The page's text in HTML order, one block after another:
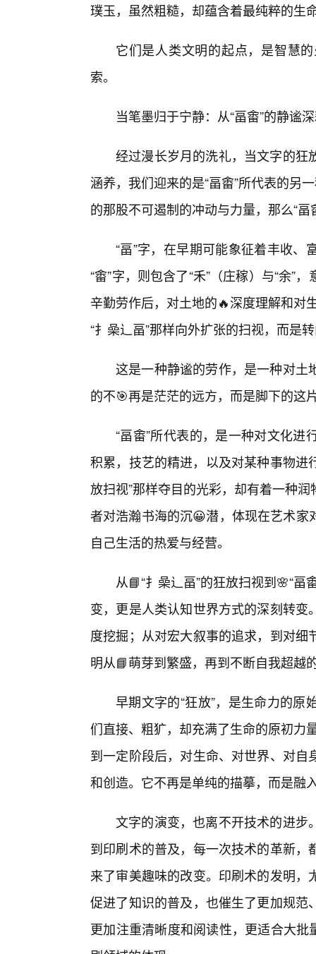
璞玉，虽然粗糙，却蕴含着最纯粹的生
它们是人类文明的起点，是智慧
索。
当笔墨归于宁静：从“畐畬”的静谧
经过漫长岁月的洗礼，当文字的狂
涵养，我们迎来的是“畐畬”所代表的另
的那股不可遏制的冲动与力量，那么“
“畐”字，在早期可能象征着丰收
“畬”字，则包含了“禾”（庄稼）与“余”
辛勤劳作后，对土地的🔥深度理解和对
“扌喿辶畐”那样向外扩张的扫视，而是
这是一种静谧的劳作，是一种对土
的不🎯再是茫茫的远方，而是脚下的这
“畐畬”所代表的，是一种对文化
积累，技艺的精进，以及对某种事物进
放扫视”那样夺目的光彩，却有着一种
者对浩瀚书海的沉😀潜，体现在艺术
自己生活的热爱与经营。
从📘“扌喿辶畐”的狂放扫视到🌸“
变，更是人类认知世界方式的深刻转
度挖掘；从对宏大叙事的追求，到对
明从📘萌芽到繁盛，再到不断自我超越
早期文字的“狂放”，是生命力的
们直接、粗犷，却充满了生命的原初力
到一定阶段后，对生命、对世界、对
和创造。它不再是单纯的描摹，而是融
文字的演变，也离不开技术的进步
到印刷术的普及，每一次技术的革新
来了审美趣味的改变。印刷术的发明
促进了知识的普及，也催生了更加规
更加注重清晰度和阅读性，更适合大